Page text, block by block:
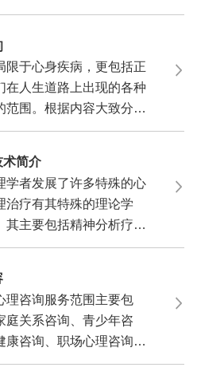
限于心身疾病，更包括正
在人生道路上出现的各种
范围。根据内容大致分为
术简介
学者发展了许多特殊的心
治疗有其特殊的理论学
其主要包括精神分析疗
理咨询服务范围主要包
庭关系咨询、青少年咨
康咨询、职场心理咨询、